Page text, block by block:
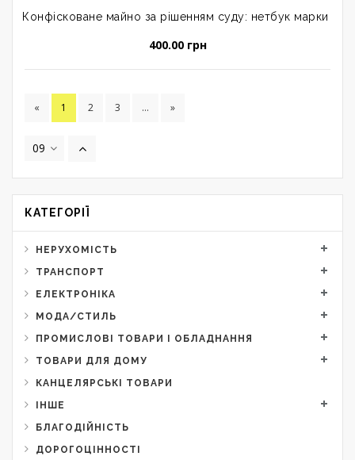
Конфісковане майно за рішенням суду: нетбук марки
400.00 грн
« 1 2 3 ... »
09
КАТЕГОРІЇ
НЕРУХОМІСТЬ
ТРАНСПОРТ
ЕЛЕКТРОНІКА
МОДА/СТИЛЬ
ПРОМИСЛОВІ ТОВАРИ І ОБЛАДНАННЯ
ТОВАРИ ДЛЯ ДОМУ
КАНЦЕЛЯРСЬКІ ТОВАРИ
ІНШЕ
БЛАГОДІЙНІСТЬ
ДОРОГОЦІННОСТІ